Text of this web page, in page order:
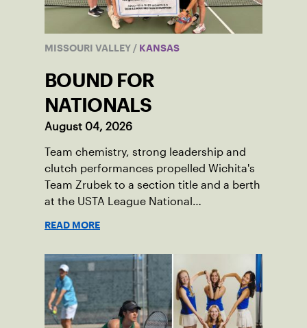
MISSOURI VALLEY / KANSAS
BOUND FOR
NATIONALS
August 04, 2026
Team chemistry, strong leadership and
clutch performances propelled Wichita's
Team Zrubek to a section title and a berth
at the USTA League National
READ MORE